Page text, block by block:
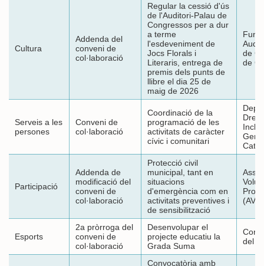
Cultura
Addenda del
conveni de
col·laboració
Regular la cessió d'ús
de l'Auditori-Palau de
Congressos per a dur
a terme
l'esdeveniment de
Jocs Florals i
Literaris, entrega de
premis dels punts de
llibre el dia 25 de
maig de 2026
de
de
Serveis a les
persones
Conveni de
col·laboració
Coordinació de la
programació de les
activitats de caràcter
cívic i comunitari
Participació
Addenda de
modificació del
conveni de
col·laboració
Protecció civil
municipal, tant en
situacions
d'emergència com en
activitats preventives i
de sensibilització
Esports
2a pròrroga del
conveni de
col·laboració
Desenvolupar el
projecte educatiu la
Grada Suma
del
Convocatòria amb